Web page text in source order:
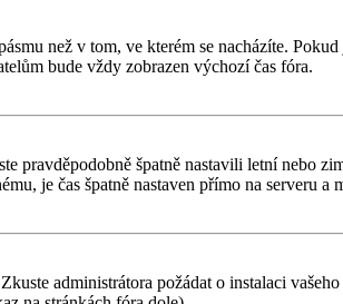
než v tom, ve kterém se nacházíte.
bude vždy zobrazen výchozí čas fóra.
pravděpodobně špatně nastavili letní nebo
je čas špatně nastaven přímo na serveru a
administrátora požádat o instalaci